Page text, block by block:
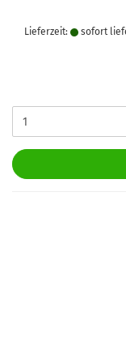
Lieferzeit: sofort